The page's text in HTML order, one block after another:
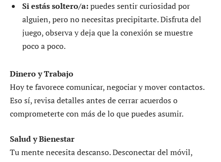
Si estás soltero/a:puedes sentir curiosidad por
alguien, pero no necesitas precipitarte. Disfruta del
juego, observa y deja que la conexión se muestre
poco a poco.
Dinero y Trabajo
Hoy te favorece comunicar, negociar y mover contactos.
Eso sí, revisa detalles antes de cerrar acuerdos o
comprometerte con más de lo que puedes asumir.
Salud y Bienestar
Tu mente necesita descanso. Desconectar del móvil,